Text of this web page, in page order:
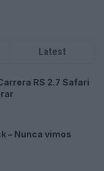
Latest
RS 2.7 Safari
– Nunca vimos